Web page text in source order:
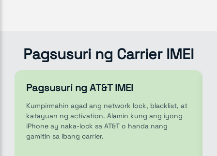
Pagsusuri ng Carrier IMEI
Pagsusuri ng AT&T IMEI
Kumpirmahin agad ang network lock, blacklist, at
katayuan ng activation. Alamin kung ang iyong
iPhone ay naka-lock sa AT&T o handa nang
gamitin sa ibang carrier.